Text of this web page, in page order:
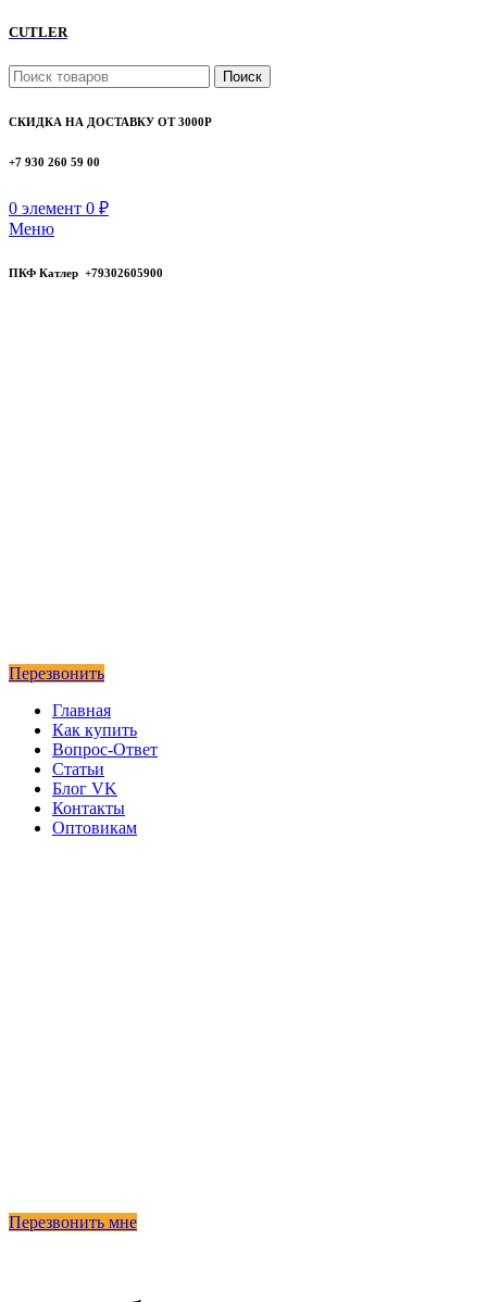
CUTLER
Поиск
СКИДКА НА ДОСТАВКУ ОТ 3000Р
+7 930 260 59 00
0 элемент 0 ₽
Меню
ПКФ Катлер +79302605900
Перезвонить
Главная
Как купить
Вопрос-Ответ
Статьи
Блог VK
Контакты
Оптовикам
Перезвонить мне